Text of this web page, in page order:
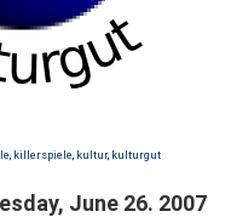
killerspiele kultur, kulturgut
June 26. 2007